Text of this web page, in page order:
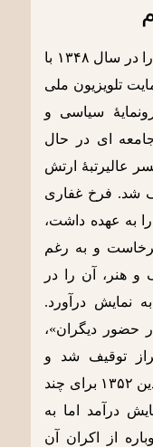
تقوایی، «آرامش در حضور دیگران» را در سال ۱۳۴۸ با
تلویزیون ملی
سیاسی و
جامعه ای در حال
عالیرتبۀ ارتش
شد. فرخ غفاری
به عهده داشت،
و به رغم
و هنر، آن را در
به نمایش درآورد.
حضور دیگران»،
توقیف شد و
سرانجام پس از چهار سال در فروردین ۱۳۵۲ برای چند
درآمد اما به
از اکران آن